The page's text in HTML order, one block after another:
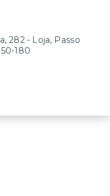
282 - Loja, Passo
180